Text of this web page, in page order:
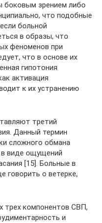
боковым зрением либо
что подобные
больной
в образы, что
феноменов при
что в основе их
гипотония
активация
к их устранению
третий
Данный термин
сложного обмана
в виде ощущений
[15]. Больные в
говорить о ветерке,
трех компонентов СВП,
и